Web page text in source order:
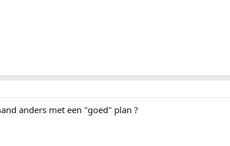
anders met een "goed" plan ?